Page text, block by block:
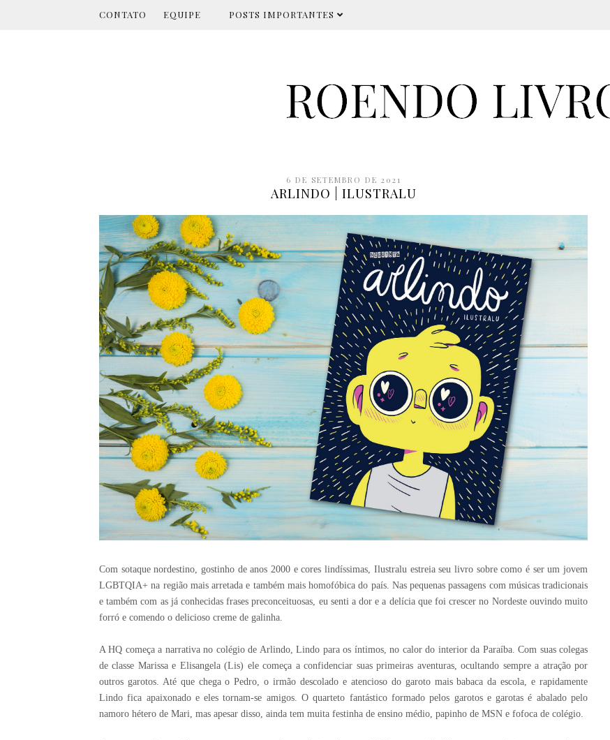
CONTATO EQUIPE POSTS IMPORTANTES
6 DE SETEMBRO DE 2021
ARLINDO | ILUSTRALU
Com sotaque nordestino, gostinho de anos 2000 e cores lindíssimas, Ilustralu estreia seu livro sobre como é ser um jovem
LGBTQIA+ na região mais arretada e também mais homofóbica do país. Nas pequenas passagens com músicas tradicionais
e também com as já conhecidas frases preconceituosas, eu senti a dor e a delícia que foi crescer no Nordeste ouvindo muito
forró e comendo o delicioso creme de galinha.
A HQ começa a narrativa no colégio de Arlindo, Lindo para os íntimos, no calor do interior da Paraíba. Com suas colegas
de classe Marissa e Elisangela (Lis) ele começa a confidenciar suas primeiras aventuras, ocultando sempre a atração por
outros garotos. Até que chega o Pedro, o irmão descolado e atencioso do garoto mais babaca da escola, e rapidamente
Lindo fica apaixonado e eles tornam-se amigos. O quarteto fantástico formado pelos garotos e garotas é abalado pelo
namoro hétero de Mari, mas apesar disso, ainda tem muita festinha de ensino médio, papinho de MSN e fofoca de colégio.